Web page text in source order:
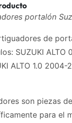
portalón
de
SUZUKI ALTO
ALTO 1.0
son piezas
para el